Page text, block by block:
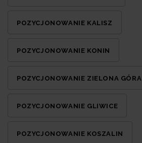
POZYCJONOWANIE KALISZ
POZYCJONOWANIE KONIN
POZYCJONOWANIE ZIELONA GÓRA
POZYCJONOWANIE GLIWICE
POZYCJONOWANIE KOSZALIN